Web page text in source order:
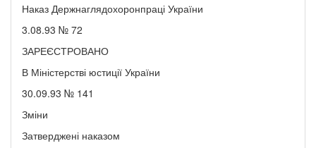
Наказ Держнаглядохоронпраці України
3.08.93 № 72
ЗАРЕЄСТРОВАНО
В Міністерстві юстиції України
30.09.93 № 141
Зміни
Затверджені наказом